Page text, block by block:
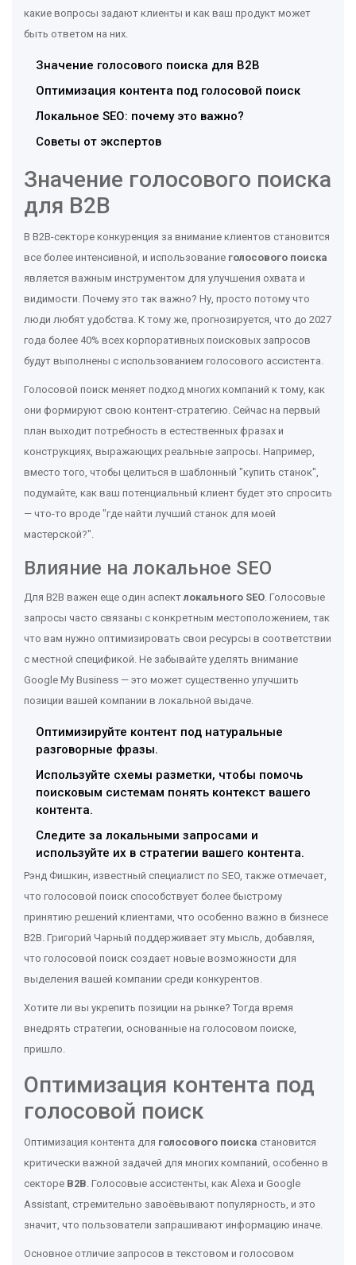
какие вопросы задают клиенты и как ваш продукт может
быть ответом на них.
Значение голосового поиска для B2B
Оптимизация контента под голосовой поиск
Локальное SEO: почему это важно?
Советы от экспертов
Значение голосового поиска
для B2B
В B2B-секторе конкуренция за внимание клиентов становится
все более интенсивной, и использование голосового поиска
является важным инструментом для улучшения охвата и
видимости. Почему это так важно? Ну, просто потому что
люди любят удобства. К тому же, прогнозируется, что до 2027
года более 40% всех корпоративных поисковых запросов
будут выполнены с использованием голосового ассистента.
Голосовой поиск меняет подход многих компаний к тому, как
они формируют свою контент-стратегию. Сейчас на первый
план выходит потребность в естественных фразах и
конструкциях, выражающих реальные запросы. Например,
вместо того, чтобы целиться в шаблонный "купить станок",
подумайте, как ваш потенциальный клиент будет это спросить
— что-то вроде "где найти лучший станок для моей
мастерской?".
Влияние на локальное SEO
Для B2B важен еще один аспектлокального SEO. Голосовые
запросы часто связаны с конкретным местоположением, так
что вам нужно оптимизировать свои ресурсы в соответствии
с местной спецификой. Не забывайте уделять внимание
Google My Business — это может существенно улучшить
позиции вашей компании в локальной выдаче.
Оптимизируйте контент под натуральные
разговорные фразы.
Используйте схемы разметки, чтобы помочь
поисковым системам понять контекст вашего
контента.
Следите за локальными запросами и
используйте их в стратегии вашего контента.
Рэнд Фишкин, известный специалист по SEO, также отмечает,
что голосовой поиск способствует более быстрому
принятию решений клиентами, что особенно важно в бизнесе
B2B. Григорий Чарный поддерживает эту мысль, добавляя,
что голосовой поиск создает новые возможности для
выделения вашей компании среди конкурентов.
Хотите ли вы укрепить позиции на рынке? Тогда время
внедрять стратегии, основанные на голосовом поиске,
пришло.
Оптимизация контента под
голосовой поиск
Оптимизация контента для голосового поиска становится
критически важной задачей для многих компаний, особенно в
секторе B2B. Голосовые ассистенты, как Alexa и Google
Assistant, стремительно завоёвывают популярность, и это
значит, что пользователи запрашивают информацию иначе.
Основное отличие запросов в текстовом и голосовом